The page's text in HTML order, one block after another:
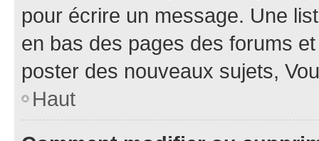
pour écrire un message. Une
en bas des pages des forums
poster des nouveaux sujets,
Haut